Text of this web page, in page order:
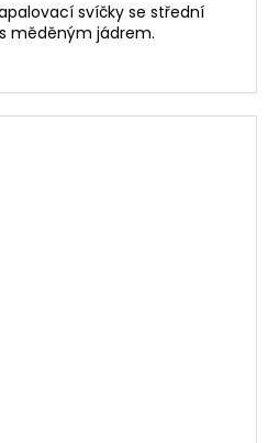
svíčky se střední
měděným jádrem.